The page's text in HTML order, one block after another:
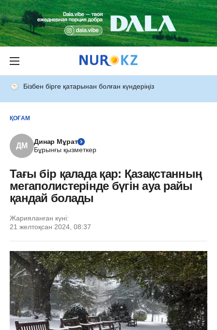
Бізбен бірге қатарынан болған күндеріңіз
ҚОҒАМ
ДМ
Динар Мұрат
Бұрынғы қызметкер
Тағы бір қалада қар: Қазақстанның
мегаполистерінде бүгін ауа райы
қандай болады
Жарияланған күні:
21 желтоқсан 2024, 08:37